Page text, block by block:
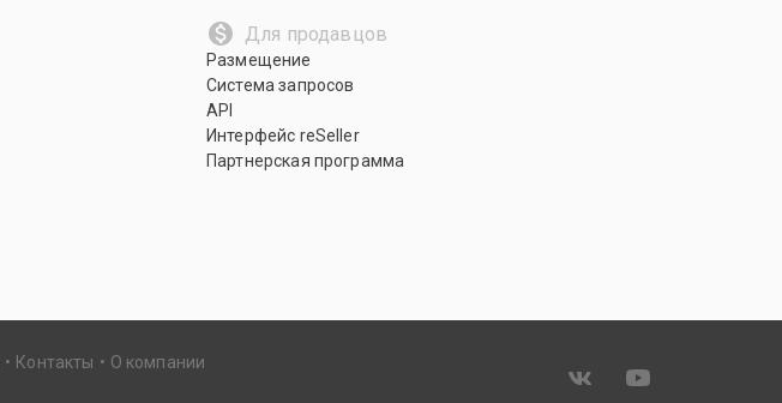
Для продавцов
Размещение
Система запросов
API
Интерфейс reSeller
Партнерская программа
Контакты О компании